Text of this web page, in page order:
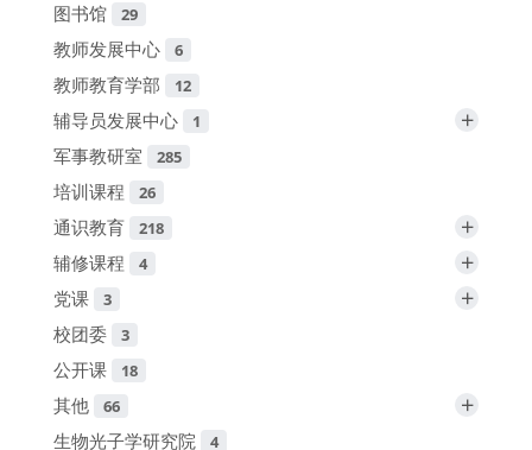
图书馆 29
教师发展中心 6
教师教育学部 12
辅导员发展中心 1 +
军事教研室 285
培训课程 26
通识教育 218 +
辅修课程 4 +
党课 3 +
校团委 3
公开课 18
其他 66 +
生物光子学研究院 4